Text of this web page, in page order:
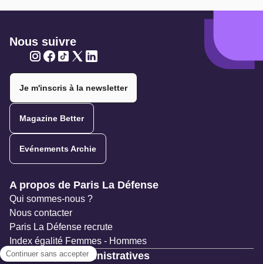
Nous suivre
Je m'inscris à la newsletter
Magazine Better
Evénements Archie
Navigation secondaire
A propos de Paris La Défense
Qui sommes-nous ?
Nous contacter
Paris La Défense recrute
Index égalité Femmes - Hommes
Ressources administratives